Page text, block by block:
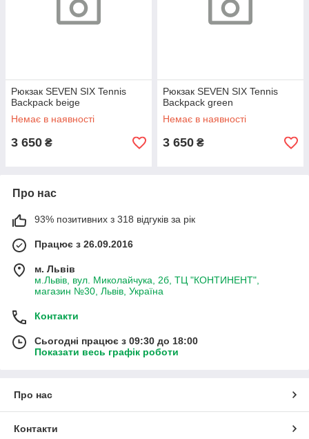
Рюкзак SEVEN SIX Tennis
Backpack beige
Немає в наявності
3 650 ₴
Рюкзак SEVEN SIX Tennis
Backpack green
Немає в наявності
3 650 ₴
Про нас
93% позитивних з 318 відгуків за рік
Працює з 26.09.2016
м. Львів
м.Львів, вул. Миколайчука, 2б, ТЦ "КОНТИНЕНТ",
магазин №30, Львів, Україна
Контакти
Сьогодні працює з 09:30 до 18:00
Показати весь графік роботи
Про нас
Контакти